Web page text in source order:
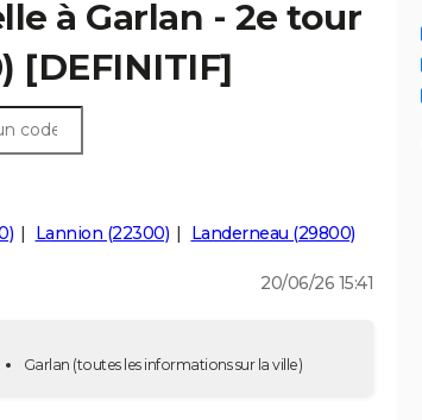
à Garlan - 2e tour
[DEFINITIF]
Lannion (22300) Landerneau (29800)
20/06/26 15:41
Garlan (toutes les informations sur la ville)